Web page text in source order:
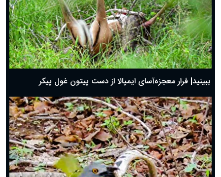
ببینید| فرار معجزه‌آسای ایمپالا از دست پیتون غول پیکر